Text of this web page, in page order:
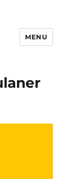
MENU